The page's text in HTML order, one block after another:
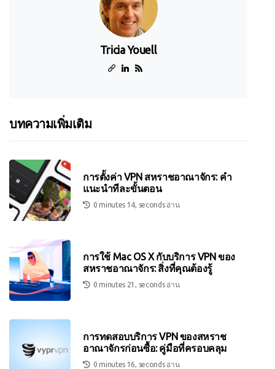
Tricia Youell
บทความเพิ่มเติม
การตั้งค่า VPN สหราชอาณาจักร: คำ
แนะนำทีละขั้นตอน
0 minutes 14, seconds อ่าน
การใช้ Mac OS X กับบริการ VPN ของ
สหราชอาณาจักร: สิ่งที่คุณต้องรู้
0 minutes 21, seconds อ่าน
การทดสอบบริการ VPN ของสหราช
อาณาจักรก่อนซื้อ: คู่มือที่ครอบคลุม
0 minutes 16, seconds อ่าน